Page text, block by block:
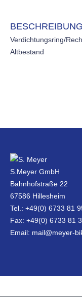
BESCHREIBUNG
Verdichtungsring/
Altbestand
S.Meyer GmbH
Bahnhofstraße 22
67586 Hillesheim
Tel.: +49(0) 6733 81
Fax: +49(0) 6733 81
Email: mail@meyer-